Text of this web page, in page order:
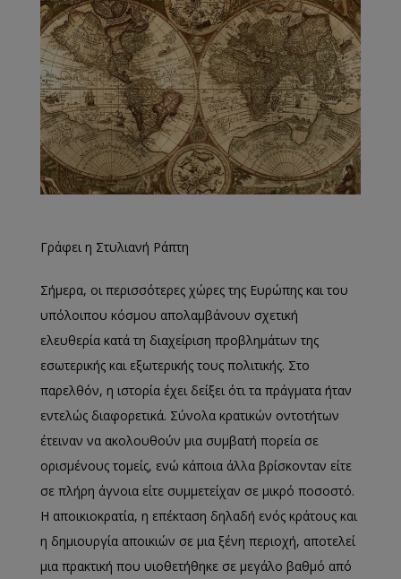
Γράφει η Στυλιανή Ράπτη
Σήμερα, οι περισσότερες χώρες της Ευρώπης και του
υπόλοιπου κόσμου απολαμβάνουν σχετική
ελευθερία κατά τη διαχείριση προβλημάτων της
εσωτερικής και εξωτερικής τους πολιτικής. Στο
παρελθόν, η ιστορία έχει δείξει ότι τα πράγματα ήταν
εντελώς διαφορετικά. Σύνολα κρατικών οντοτήτων
έτειναν να ακολουθούν μια συμβατή πορεία σε
ορισμένους τομείς, ενώ κάποια άλλα βρίσκονταν είτε
σε πλήρη άγνοια είτε συμμετείχαν σε μικρό ποσοστό.
Η αποικιοκρατία, η επέκταση δηλαδή ενός κράτους και
η δημιουργία αποικιών σε μια ξένη περιοχή, αποτελεί
μια πρακτική που υιοθετήθηκε σε μεγάλο βαθμό από